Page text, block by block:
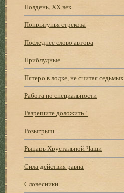
Полдень, XX век
Попрыгунья стрекоза
Последнее слово автора
Приблудные
Пятеро в лодке, не считая седьмых
Работа по специальности
Разрешите доложить !
Розыгрыш
Рыцарь Хрустальной Чаши
Сила действия равна
Словесники